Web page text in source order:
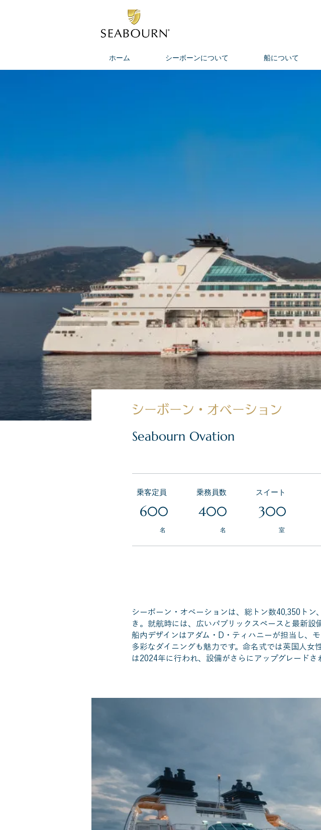
ホーム シーボーンについて 船について
シーボーン・オベーション
Seabourn Ovation
乗客定員 乗務員数 スイート
600
名
400
名
300
​室
シーボーン・オベーションは、総トン数40,350ト
き。就航時には、広いパブリックスペースと最新設
船内デザインはアダム・D・ティハニーが担当し、
多彩なダイニングも魅力です。命名式では英国人
は2024年に行われ、設備がさらにアップグレードさ